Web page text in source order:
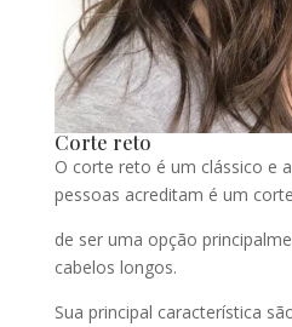
Corte reto
O corte reto é um clássico e
pessoas acreditam é um
de ser uma opção
cabelos longos.
Sua principal característica